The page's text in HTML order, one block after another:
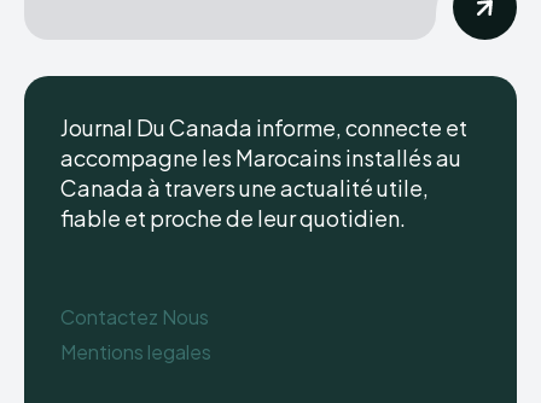
Journal Du Canada informe, connecte et
accompagne les Marocains installés au
Canada à travers une actualité utile,
fiable et proche de leur quotidien.
Contactez Nous
Mentions legales